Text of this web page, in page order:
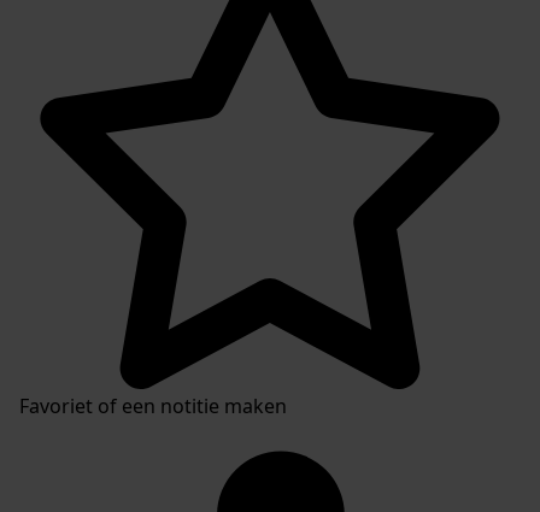
Favoriet of een notitie maken